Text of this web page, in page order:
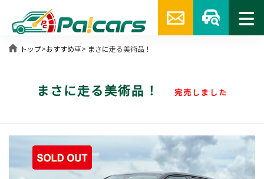
home トップ>おすすめ車> まさに走る美術品！
まさに走る美術品！ 完売しました